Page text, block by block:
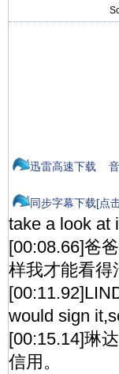
迅雷高速下载
同步字幕下载[点
take a look at
[00:08.66]爸
样我才能看得
would sign
[00:15.14]琳
信用。